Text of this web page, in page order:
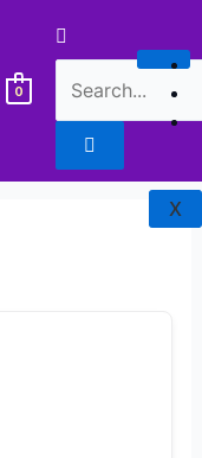
0
X